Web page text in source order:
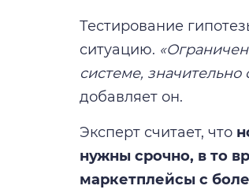
Тестирование
ситуацию.
системе,
добавляет он.
Эксперт считает, что
нужны срочно, в то
маркетплейсы с